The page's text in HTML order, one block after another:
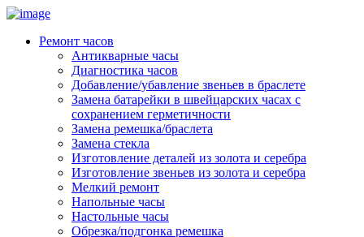
Ремонт часов
Антикварные часы
Диагностика часов
Добавление/убавление звеньев в браслете
Замена батарейки в швейцарских часах с
сохранением герметичности
Замена ремешка/браслета
Замена стекла
Изготовление деталей из золота и серебра
Изготовление звеньев из золота и серебра
Мелкий ремонт
Напольные часы
Настольные часы
Обрезка/подгонка ремешка